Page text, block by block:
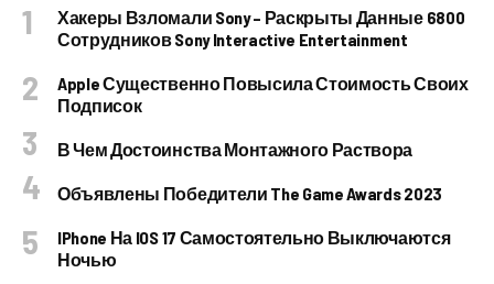
Хакеры Взломали Sony – Раскрыты Данные 6800
Сотрудников Sony Interactive Entertainment
Apple Существенно Повысила Стоимость Своих
Подписок
В Чем Достоинства Монтажного Раствора
Объявлены Победители The Game Awards 2023
IPhone На IOS 17 Самостоятельно Выключаются
Ночью